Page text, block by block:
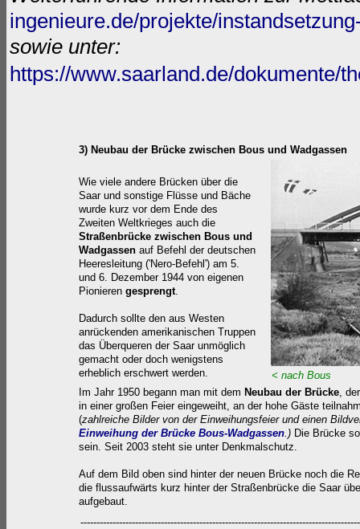
ingenieure.de/projekte/
sowie unter:
https://www.saarland.de/dokumente/
3) Neubau der Brücke zwischen Bous und Wadgassen
Wie viele andere Brücken über die
Saar und sonstige Flüsse und Bäche
wurde kurz vor dem Ende des
Zweiten Weltkrieges auch die
Straßenbrücke zwischen Bous und
Wadgassen auf Befehl der deutschen
Heeresleitung ('Nero-Befehl') am 5.
und 6. Dezember 1944 von eigenen
Pionieren gesprengt.
Dadurch sollte den aus Westen
anrückenden amerikanischen Truppen
das Überqueren der Saar unmöglich
gemacht oder doch wenigstens
erheblich erschwert werden.
< nach Bous
Im Jahr 1950 begann man mit dem Neubau der Brücke,
in einer großen Feier eingeweiht, an der hohe Gäste
(zahlreiche Bilder von der Einweihungsfeier und einen
Einweihung derBrücke Bous-Wadgassen.) Die Brücke
sein. Seit 2003 steht sie unter Denkmalschutz.
Auf dem Bild oben sind hinter der neuen Brücke noch die
die flussaufwärts kurz hinter der Straßenbrücke die Saar
aufgebaut.